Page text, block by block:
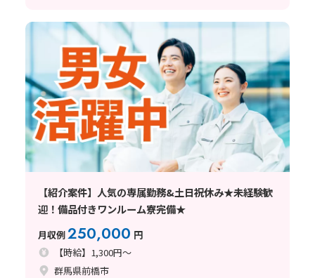
【紹介案件】人気の専属勤務&土日祝休み★未経験歓
迎！備品付きワンルーム寮完備★
月収例250,000 円
【時給】1,300円～
群馬県前橋市